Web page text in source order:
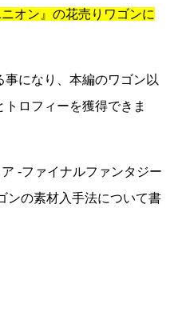
オン』の花売りワゴンに
になり、本編のワゴン以
ロフィーを獲得できま
-ファイナルファンタジー
ンの素材入手法について書